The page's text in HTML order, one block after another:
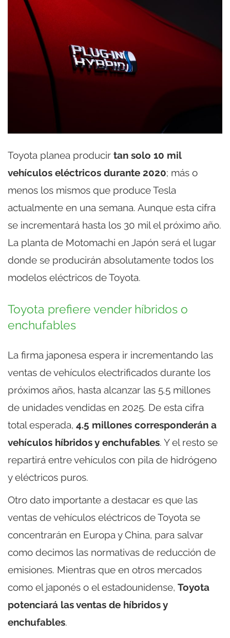
Toyota planea producir tan solo 10 mil
vehículos eléctricos durante 2020; más o
menos los mismos que produce Tesla
actualmente en una semana. Aunque esta cifra
se incrementará hasta los 30 mil el próximo año.
La planta de Motomachi en Japón será el lugar
donde se producirán absolutamente todos los
modelos eléctricos de Toyota.
Toyota prefiere vender híbridos o
enchufables
La firma japonesa espera ir incrementando las
ventas de vehículos electrificados durante los
próximos años, hasta alcanzar las 5.5 millones
de unidades vendidas en 2025. De esta cifra
total esperada, 4.5 millones corresponderán a
vehículos híbridos y enchufables. Y el resto se
repartirá entre vehículos con pila de hidrógeno
y eléctricos puros.
Otro dato importante a destacar es que las
ventas de vehículos eléctricos de Toyota se
concentrarán en Europa y China, para salvar
como decimos las normativas de reducción de
emisiones. Mientras que en otros mercados
como el japonés o el estadounidense, Toyota
potenciará las ventas de híbridos y
enchufables.